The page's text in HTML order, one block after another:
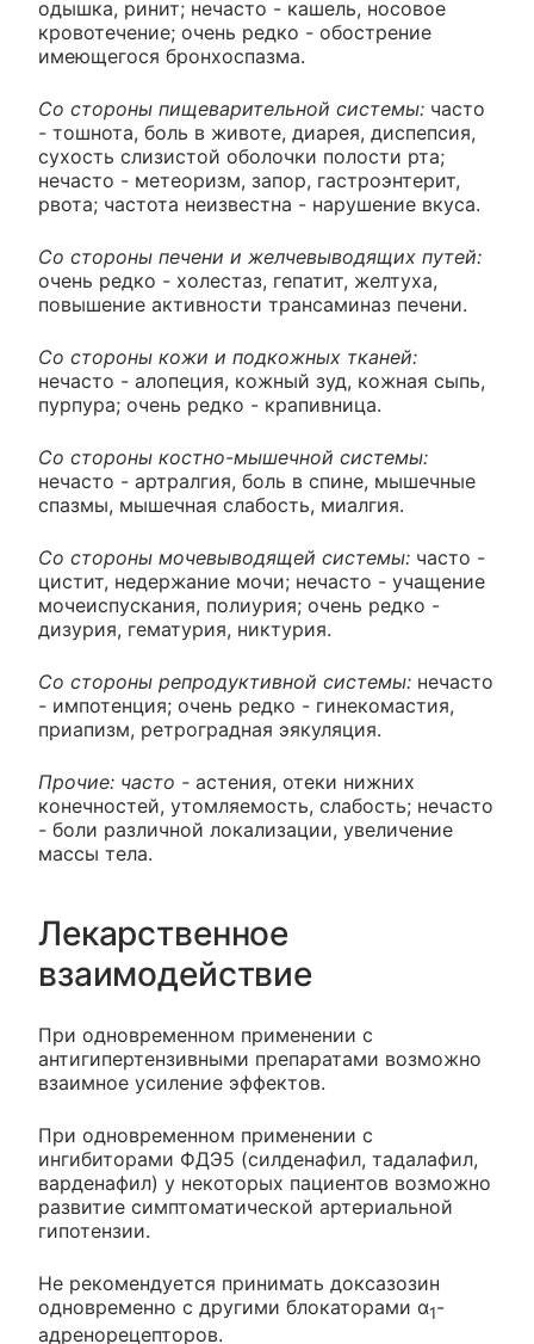
одышка, ринит; нечасто - кашель, носовое
кровотечение; очень редко - обострение
имеющегося бронхоспазма.
Со стороны пищеварительной системы: часто
- тошнота, боль в животе, диарея, диспепсия,
сухость слизистой оболочки полости рта;
нечасто - метеоризм, запор, гастроэнтерит,
рвота; частота неизвестна - нарушение вкуса.
Со стороны печени и желчевыводящих путей:
очень редко - холестаз, гепатит, желтуха,
повышение активности трансаминаз печени.
Со стороны кожи и подкожных тканей:
нечасто - алопеция, кожный зуд, кожная сыпь,
пурпура; очень редко - крапивница.
Со стороны костно-мышечной системы:
нечасто - артралгия, боль в спине, мышечные
спазмы, мышечная слабость, миалгия.
Со стороны мочевыводящей системы: часто -
цистит, недержание мочи; нечасто - учащение
мочеиспускания, полиурия; очень редко -
дизурия, гематурия, никтурия.
Со стороны репродуктивной системы: нечасто
- импотенция; очень редко - гинекомастия,
приапизм, ретроградная эякуляция.
Прочие: часто - астения, отеки нижних
конечностей, утомляемость, слабость; нечасто
- боли различной локализации, увеличение
массы тела.
Лекарственное
взаимодействие
При одновременном применении с
антигипертензивными препаратами возможно
взаимное усиление эффектов.
При одновременном применении с
ингибиторами ФДЭ5 (силденафил, тадалафил,
варденафил) у некоторых пациентов возможно
развитие симптоматической артериальной
гипотензии.
Не рекомендуется принимать доксазозин
одновременно с другими блокаторами α1-
адренорецепторов.